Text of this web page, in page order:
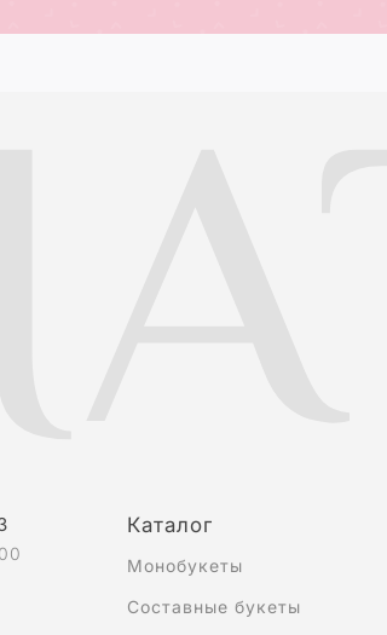
Каталог
Монобукеты
Составные букеты